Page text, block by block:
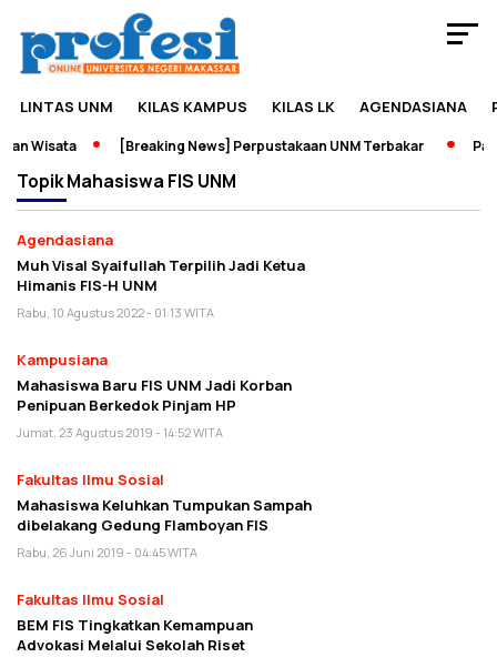
LINTAS UNM KILAS KAMPUS KILAS LK AGENDASIANA
Wisata [Breaking News] Perpustakaan UNM Terbakar
TopikMahasiswa FIS UNM
Agendasiana
Muh Visal Syaifullah Terpilih Jadi Ketua
Himanis FIS-H UNM
Rabu, 10 Agustus 2022 - 01:13 WITA
Kampusiana
Mahasiswa Baru FIS UNM Jadi Korban
Penipuan Berkedok Pinjam HP
Jumat, 23 Agustus 2019 - 14:52 WITA
Fakultas Ilmu Sosial
Mahasiswa Keluhkan Tumpukan Sampah
dibelakang Gedung Flamboyan FIS
Rabu, 26 Juni 2019 - 04:45 WITA
Fakultas Ilmu Sosial
BEM FIS Tingkatkan Kemampuan
Advokasi Melalui Sekolah Riset